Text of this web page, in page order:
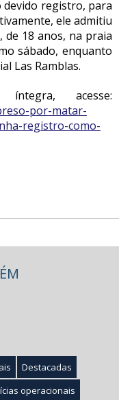
devido registro, para
ele admitiu
de 18 anos, na praia
sábado, enquanto
Las Ramblas.
acesse:
por-matar-
registro-como-
Destacadas
operacionais